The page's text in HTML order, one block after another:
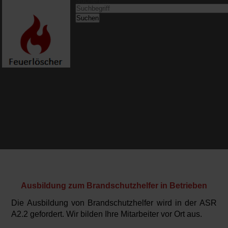
Suchen
Ausbildung zum Brandschutzhelfer in Betrieben
Die Ausbildung von Brandschutzhelfer wird in der ASR
A2.2 gefordert. Wir bilden Ihre Mitarbeiter vor Ort aus.